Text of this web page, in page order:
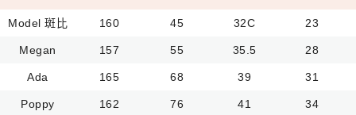
Model 斑比 160 45 32C 23
Megan 157 55 35.5 28
Ada 165 68 39 31
Poppy 162 76 41 34